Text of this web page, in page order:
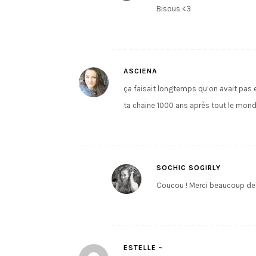
Bisous <3
ASCIENA
ça faisait longtemps qu’on avait
ta chaine 1000 ans après tout le
SOCHIC SOGIRLY
Coucou ! Merci beaucoup
ESTELLE ~